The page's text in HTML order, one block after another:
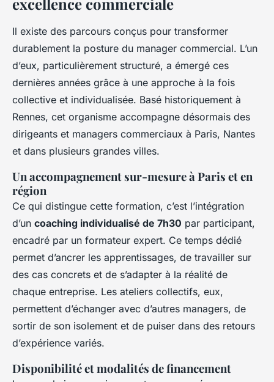
Il existe des parcours conçus pour transformer
durablement la posture du manager commercial. L’un
d’eux, particulièrement structuré, a émergé ces
dernières années grâce à une approche à la fois
collective et individualisée. Basé historiquement à
Rennes, cet organisme accompagne désormais des
dirigeants et managers commerciaux à Paris, Nantes
et dans plusieurs grandes villes.
Un accompagnement sur-mesure à Paris et en
région
Ce qui distingue cette formation, c’est l’intégration
d’un coaching individualisé de 7h30 par participant,
encadré par un formateur expert. Ce temps dédié
permet d’ancrer les apprentissages, de travailler sur
des cas concrets et de s’adapter à la réalité de
chaque entreprise. Les ateliers collectifs, eux,
permettent d’échanger avec d’autres managers, de
sortir de son isolement et de puiser dans des retours
d’expérience variés.
Disponibilité et modalités de financement